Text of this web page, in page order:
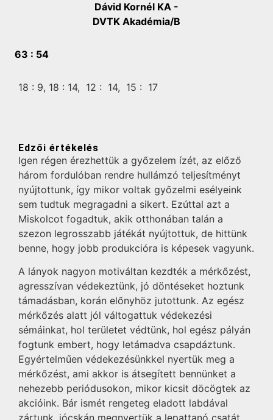
Dávid Kornél KA -
DVTK Akadémia/B
63 : 54
18 : 9, 18 : 14, 12 : 14, 15 : 17
Edzői értékelés
Igen régen érezhettük a győzelem ízét, az előző
három fordulóban rendre hullámzó teljesítményt
nyújtottunk, így mikor voltak győzelmi esélyeink
sem tudtuk megragadni a sikert. Ezúttal azt a
Miskolcot fogadtuk, akik otthonában talán a
szezon legrosszabb játékát nyújtottuk, de hittünk
benne, hogy jobb produkcióra is képesek vagyunk.
A lányok nagyon motiváltan kezdték a mérkőzést,
agresszívan védekeztünk, jó döntéseket hoztunk
támadásban, korán előnyhöz jutottunk. Az egész
mérkőzés alatt jól váltogattuk védekezési
sémáinkat, hol területet védtünk, hol egész pályán
fogtunk embert, hogy letámadva csapdáztunk.
Egyértelműen védekezésünkkel nyertük meg a
mérkőzést, ami akkor is átsegített bennünket a
nehezebb periódusokon, mikor kicsit döcögtek az
akcióink. Bár ismét rengeteg eladott labdával